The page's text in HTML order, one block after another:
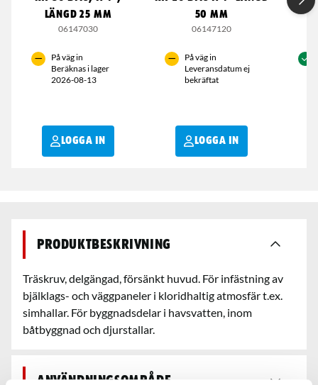
LÄNGD 25 MM
06147030
På väg in
Beräknas i lager
2026-08-13
LOGGA IN
50 MM
06147120
På väg in
Leveransdatum ej
bekräftat
LOGGA IN
Produktbeskrivning
Träskruv, delgängad, försänkt huvud. För infästning av
bjälklags- och väggpaneler i kloridhaltig atmosfär t.ex.
simhallar. För byggnadsdelar i havsvatten, inom
båtbyggnad och djurstallar.
Användningsområde